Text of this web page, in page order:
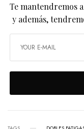
Te mantendremos
y además,